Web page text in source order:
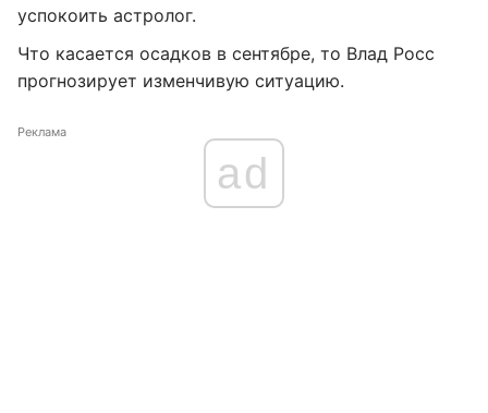
успокоить астролог.
Что касается осадков в сентябре, то Влад Росс
прогнозирует изменчивую ситуацию.
Реклама
ad